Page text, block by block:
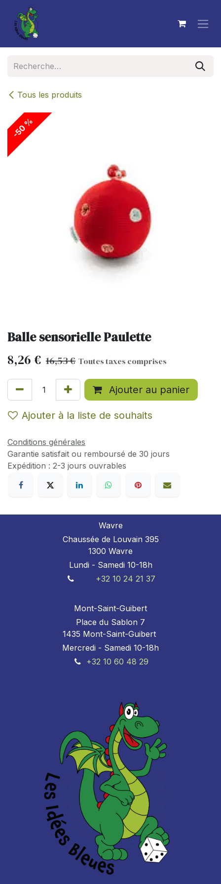
Se rendre au contenu
Tous les produits
-50 %
Balle sensorielle Paulette
8,26 € 16,53€ Toutes taxes comprises
Ajouter au panier
Ajouter à la liste de souhaits
Conditions générales
Garantie satisfait ou remboursé de 30 jours
Expédition : 2-3 jours ouvrables
Wavre
Chaussée de Louvain 395
1300 Wavre
Lundi - Samedi 10-18h
+32 10 24 21 37
Mont-Saint-Guibert
Place du Sablon 7
1435 Mont-Saint-Guibert
Mercredi - Samedi 10-18h
+32 10 60 48 29